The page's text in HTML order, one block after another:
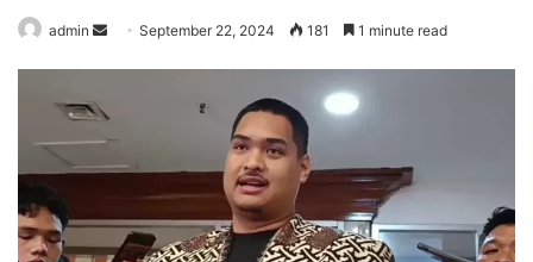
admin
d
a
n
m
September 22, 2024 181 1 minute read